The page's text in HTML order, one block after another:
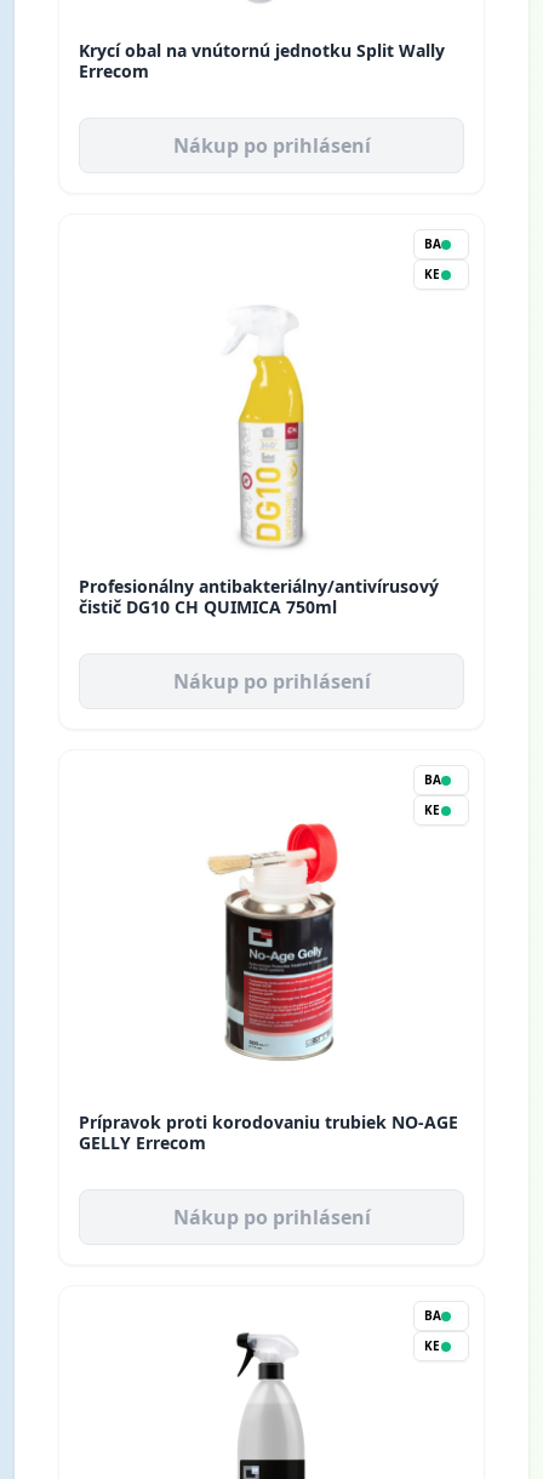
Krycí obal na vnútornú jednotku Split Wally
Errecom
Nákup po prihlásení
BA
KE
Profesionálny antibakteriálny/antivírusový
čistič DG10 CH QUIMICA 750ml
Nákup po prihlásení
BA
KE
Prípravok proti korodovaniu trubiek NO-AGE
GELLY Errecom
Nákup po prihlásení
BA
KE